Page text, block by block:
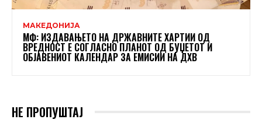
МАКЕДОНИЈА
МФ: ИЗДАВАЊЕТО НА ДРЖАВНИТЕ ХАРТИИ ОД
ВРЕДНОСТ Е СОГЛАСНО ПЛАНОТ ОД БУЏЕТОТ И
ОБЈАВЕНИОТ КАЛЕНДАР ЗА ЕМИСИИ НА ДХВ
НЕ ПРОПУШТАЈ